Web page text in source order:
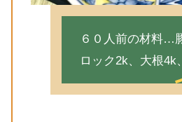
６０人前の材料…
ロック2k、大根4k